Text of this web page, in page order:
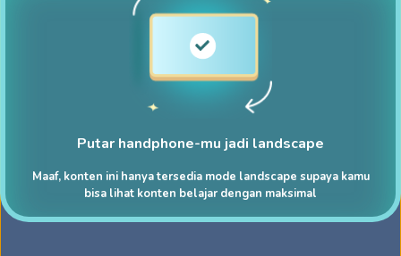
Putar handphone-mu jadi landscape
Maaf, konten ini hanya tersedia mode landscape supaya kamu
bisa lihat konten belajar dengan maksimal